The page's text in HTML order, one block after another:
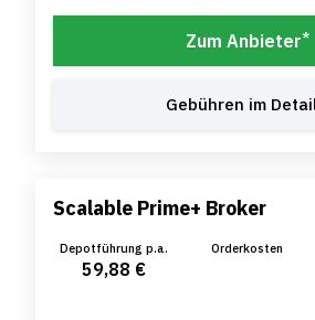
Zum Anbieter*
Gebühren im
Scalable Prime+ Broker
Depotführung p.a.
59,88 €
Orderkosten